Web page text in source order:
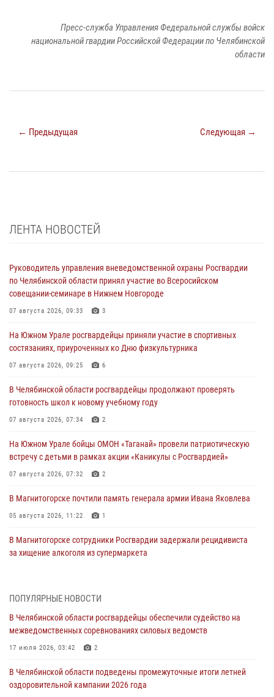
Пресс-служба Управления Федеральной службы войск
национальной гвардии Российской Федерации по Челябинской
области
← Предыдущая Следующая →
ЛЕНТА НОВОСТЕЙ
Руководитель управления вневедомственной охраны Росгвардии
по Челябинской области принял участие во Всеросийском
совещании-семинаре в Нижнем Новгороде
07 августа 2026, 09:33 3
На Южном Урале росгвардейцы приняли участие в спортивных
состязаниях, приуроченных ко Дню физкультурника
07 августа 2026, 09:25 6
В Челябинской области росгвардейцы продолжают проверять
готовность школ к новому учебному году
07 августа 2026, 07:34 2
На Южном Урале бойцы ОМОН «Таганай» провели патриотическую
встречу с детьми в рамках акции «Каникулы с Росгвардией»
07 августа 2026, 07:32 2
В Магнитогорске почтили память генерала армии Ивана Яковлева
05 августа 2026, 11:22 1
В Магнитогорске сотрудники Росгвардии задержали рецидивиста
за хищение алкоголя из супермаркета
На Южном Урале спецназ Росгвардии провел военно-полевые
Росгвардейцы задержали трёх магазинных воров в Челябинске
На Южном Урале сотрудники Росгвардии задержали
ПОПУЛЯРНЫЕ НОВОСТИ
В Челябинской области росгвардейцы обеспечили судейство на
межведомственных соревнованиях силовых ведомств
17 июля 2026, 03:42 2
В Челябинской области подведены промежуточные итоги летней
оздоровительной кампании 2026 года